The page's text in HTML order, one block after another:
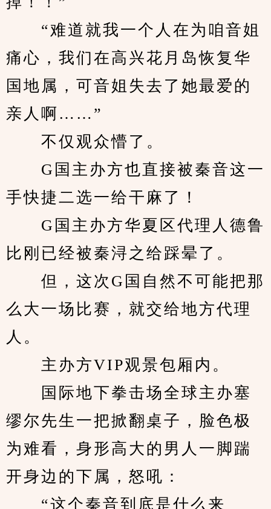
“难道就我一个人在为咱音姐
痛心，我们在高兴花月岛恢复华
国地属，可音姐失去了她最爱的
亲人啊……”
不仅观众懵了。
G国主办方也直接被秦音这一
手快捷二选一给干麻了！
G国主办方华夏区代理人德鲁
比刚已经被秦浔之给踩晕了。
但，这次G国自然不可能把那
么大一场比赛，就交给地方代理
人。
主办方VIP观景包厢内。
国际地下拳击场全球主办塞
缪尔先生一把掀翻桌子，脸色极
为难看，身形高大的男人一脚踹
开身边的下属，怒吼：
“这个秦音到底是什么来